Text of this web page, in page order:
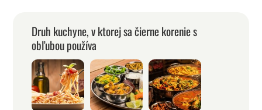
Druh kuchyne, v ktorej sa čierne korenie s
obľubou používa